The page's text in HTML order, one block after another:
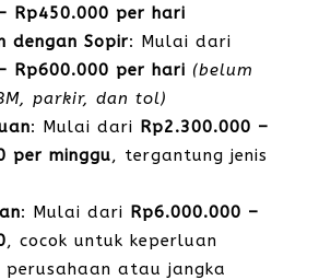
Rp450.000 per hari
dengan Sopir: Mulai dari
Rp600.000 per hari (belum
parkir, dan tol)
: Mulai dari Rp2.300.000 –
per minggu, tergantung jenis
: Mulai dari Rp6.000.000 –
, cocok untuk keperluan
perusahaan atau jangka